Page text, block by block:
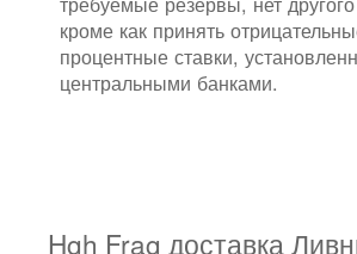
кроме как принять
процентные ставки,
центральными банками.
Hgh Frag доставка